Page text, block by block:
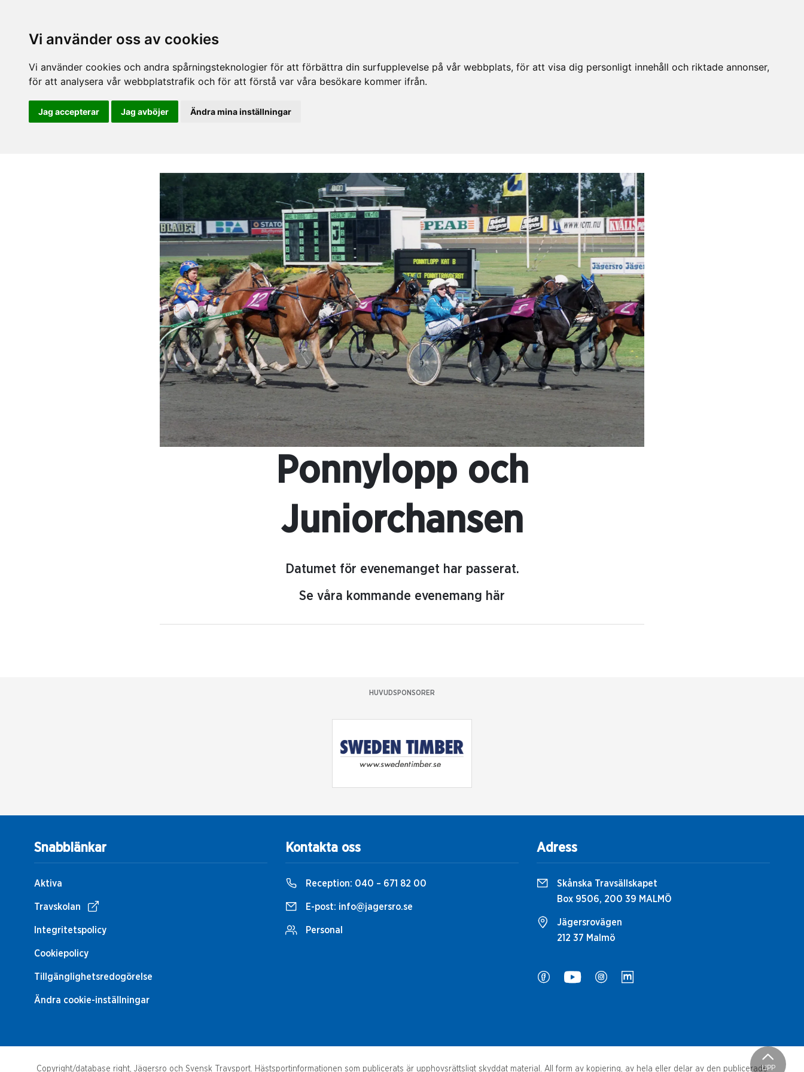
Vi använder oss av cookies
Vi använder cookies och andra spårningsteknologier för att förbättra din surfupplevelse på vår webbplats, för att visa dig personligt innehåll och riktade annonser,
för att analysera vår webbplatstrafik och för att förstå var våra besökare kommer ifrån.
Jag accepterar Jag avböjer Ändra mina inställningar
Ponnylopp och
Juniorchansen
Datumet för evenemanget har passerat.
Se våra kommande evenemang här
HUVUDSPONSORER
Snabblänkar
Aktiva
Travskolan
Integritetspolicy
Cookiepolicy
Tillgänglighetsredogörelse
Ändra cookie-inställningar
Kontakta oss
Reception: 040 – 671 82 00
E-post: info@jagersro.se
Personal
Adress
Skånska Travsällskapet
Box 9506, 200 39 MALMÖ
Jägersrovägen
212 37 Malmö
UPP
Copyright/database right, Jägersro och Svensk Travsport. Hästsportinformationen som publicerats är upphovsrättsligt skyddat material. All form av kopiering, av hela eller delar av den publicerade